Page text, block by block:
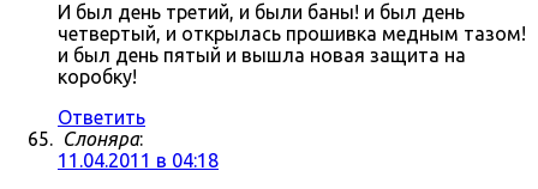
И был день третий, и были баны! и был день
четвертый, и открылась прошивка медным тазом!
и был день пятый и вышла новая защита на
коробку!
Ответить
Слоняра:
11.04.2011 в 04:18